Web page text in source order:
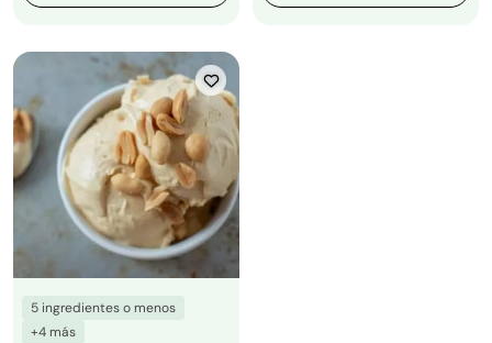
5 ingredientes o menos
+4 más